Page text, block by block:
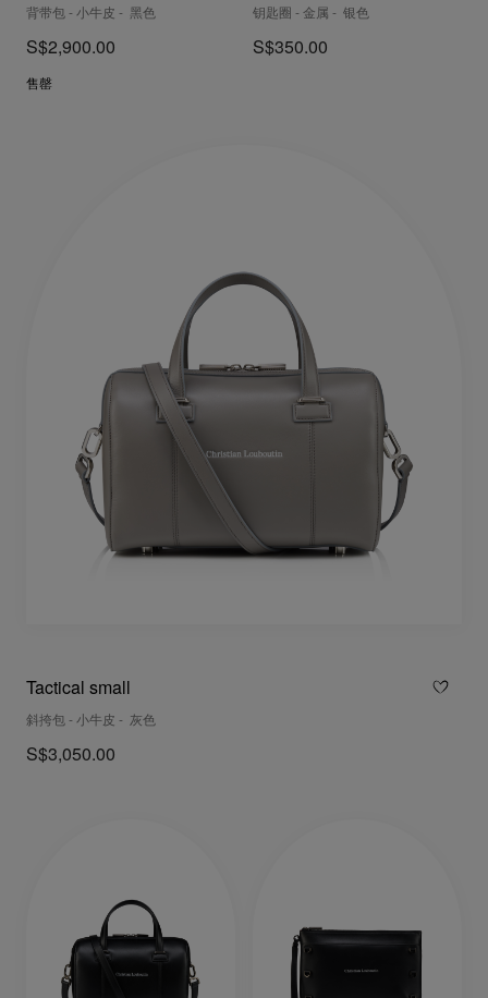
背带包 - 小牛皮 - 黑色
S$2,900.00
售罄
钥匙圈 - 金属 - 银色
S$350.00
Tactical small
斜挎包 - 小牛皮 - 灰色
S$3,050.00